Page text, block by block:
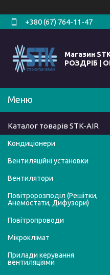
+380 (67) 764-11-47
Магазин
РОЗДРІБ |
Каталог товарів STK-AIR
Кондиціонери
Вентиляційні установки
Вентилятори
Повітророзподіл (Решітки,
Анемостати, Дифузори)
Повітропроводи
Мікроклімат
Прилади керування
вентиляціями